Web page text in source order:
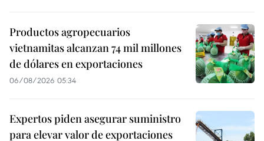
Productos agropecuarios
vietnamitas alcanzan 74 mil millones
de dólares en exportaciones
06/08/2026 05:34
Expertos piden asegurar suministro
para elevar valor de exportaciones